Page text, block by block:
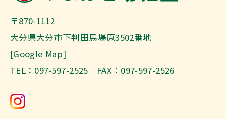
〒870-1112
大分県大分市下判田馬場原3502番地
[Google Map]
TEL：097-597-2525 FAX：097-597-2526